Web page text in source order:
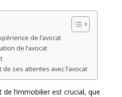
de l’avocat
de l’avocat
ses attentes avec l’avocat
l’immobilier est crucial, que